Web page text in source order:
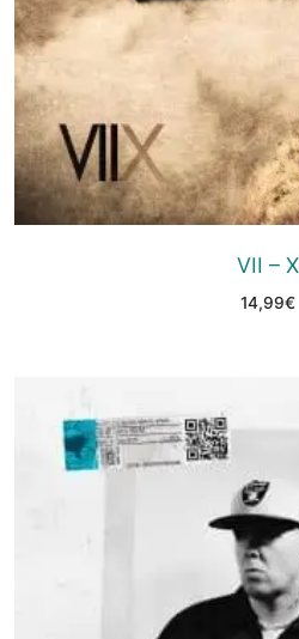
VII – X
14,99€